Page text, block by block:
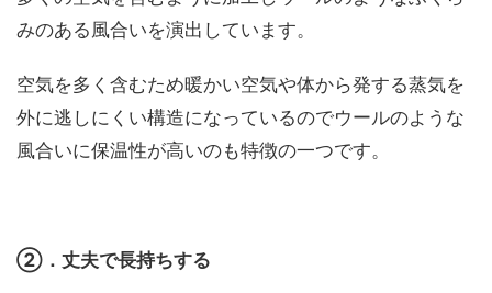
みのある風合いを演出しています。
空気を多く含むため暖かい空気や体から発する蒸気を
外に逃しにくい構造になっているのでウールのような
風合いに保温性が高いのも特徴の一つです。
②．丈夫で長持ちする